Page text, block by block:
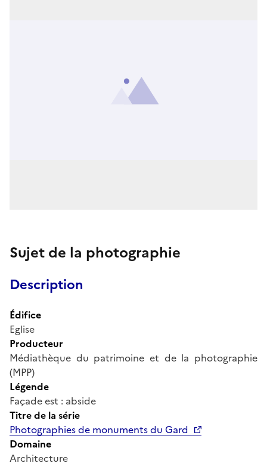
Sujet de la photographie
Description
Édifice
Eglise
Producteur
Médiathèque du patrimoine et de la photographie
(MPP)
Légende
Façade est : abside
Titre de la série
Photographies de monuments du Gard
Domaine
Architecture